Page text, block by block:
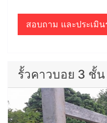
สอบถาม และประเมิน
รั้วคาวบอย 3 ชั้